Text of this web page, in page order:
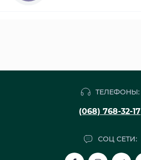
ТЕЛЕФОНЫ:
(068) 768-32-17
СОЦ СЕТИ: